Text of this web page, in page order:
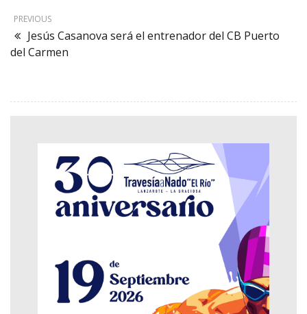
PREVIOUS
Jesús Casanova será el entrenador del CB Puerto
del Carmen